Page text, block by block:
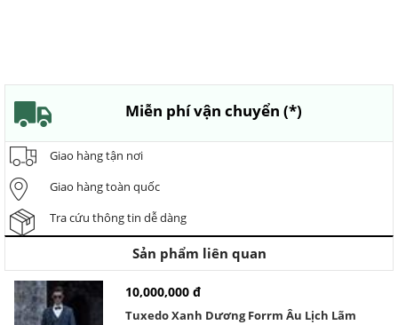
Miễn phí vận chuyển (*)
Giao hàng tận nơi
Giao hàng toàn quốc
Tra cứu thông tin dễ dàng
Sản phẩm liên quan
10,000,000 đ
Tuxedo Xanh Dương Forrm Âu Lịch Lãm